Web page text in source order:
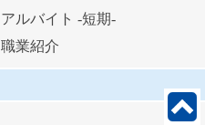
アルバイト -短期-
職業紹介